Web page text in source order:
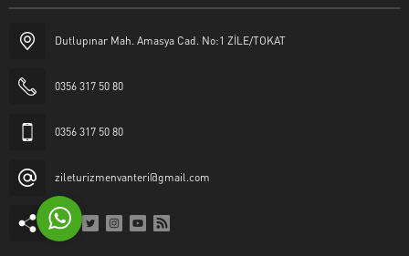
Dutlupınar Mah. Amasya Cad. No:1 ZİLE/TOKAT
0356 317 50 80
0356 317 50 80
zileturizmenvanteri@gmail.com